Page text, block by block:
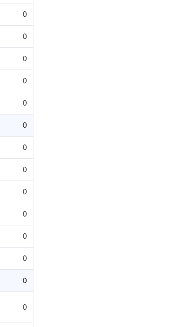
0
0
0
0
0
0
0
0
0
0
0
0
0
0